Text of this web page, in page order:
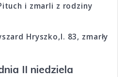
i zmarli z rodziny
Hryszko,l. 83, zmarły
II niedziela